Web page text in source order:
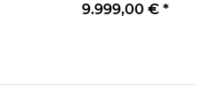
9.999,00 € *